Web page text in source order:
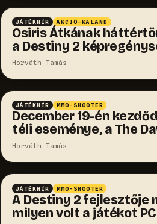
JÁTÉKHÍR AKCIÓ-KALAND
Osiris Átkának
a Destiny 2
Horváth Tamás
JÁTÉKHÍR MMO-SHOOTER
December 19-én
téli eseménye, a The
Horváth Tamás
JÁTÉKHÍR MMO-SHOOTER
A Destiny 2 fejlesztője
milyen volt a játékot